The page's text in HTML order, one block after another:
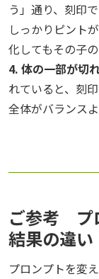
う」通り、刻印
しっかりピント
化してもその子
4. 体の一部が切
れていると、刻
全体がバランス
ご参考 プ
結果の違い
プロンプトを変